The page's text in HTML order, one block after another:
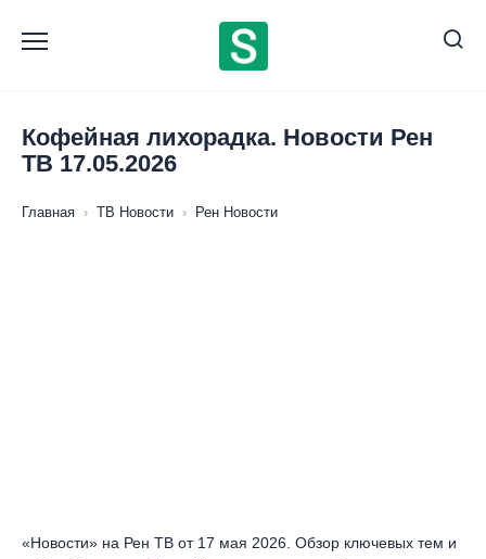
содержанию
Кофейная лихорадка. Новости Рен
ТВ 17.05.2026
Главная › ТВ Новости › Рен Новости
«Новости» на Рен ТВ от 17 мая 2026. Обзор ключевых тем и